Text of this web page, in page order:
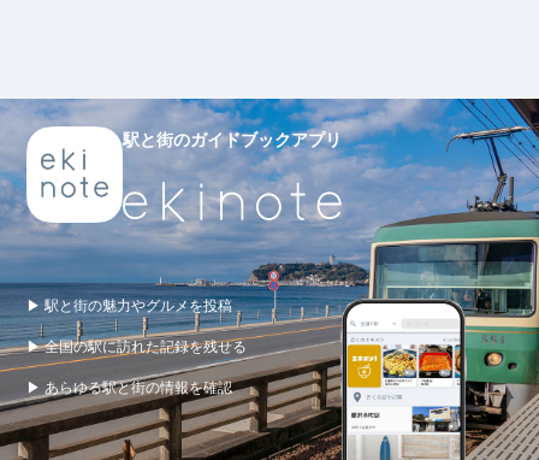
駅と街のガイドブックアプリ
▶ 駅と街の魅力やグルメを投稿
▶ 全国の駅に訪れた記録を残せる
▶ あらゆる駅と街の情報を確認